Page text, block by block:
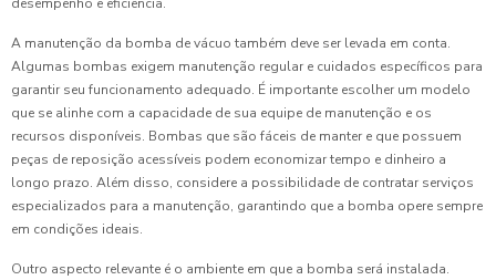
desempenho e eficiência.
A manutenção da bomba de vácuo também deve ser levada em conta.
Algumas bombas exigem manutenção regular e cuidados específicos para
garantir seu funcionamento adequado. É importante escolher um modelo
que se alinhe com a capacidade de sua equipe de manutenção e os
recursos disponíveis. Bombas que são fáceis de manter e que possuem
peças de reposição acessíveis podem economizar tempo e dinheiro a
longo prazo. Além disso, considere a possibilidade de contratar serviços
especializados para a manutenção, garantindo que a bomba opere sempre
em condições ideais.
Outro aspecto relevante é o ambiente em que a bomba será instalada.